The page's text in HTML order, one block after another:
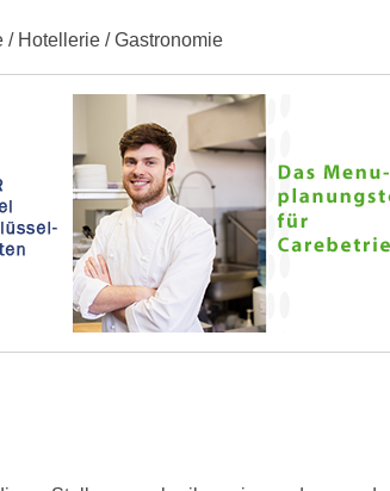
/ Hotellerie / Gastronomie